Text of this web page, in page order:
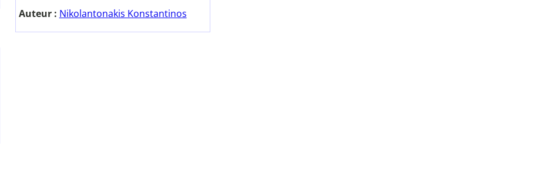
Auteur : Nikolantonakis Konstantinos